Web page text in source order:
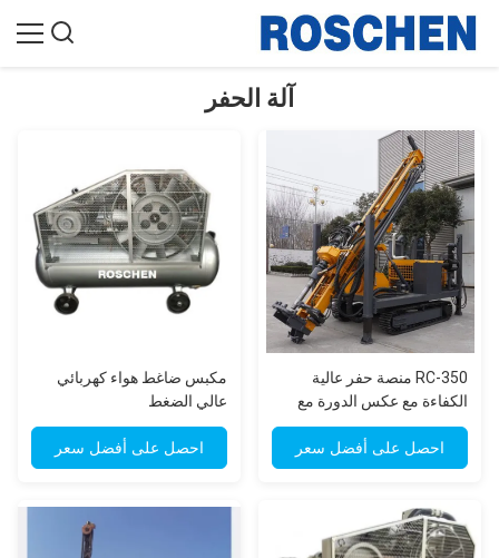
آلة الحفر
RC-350 منصة حفر عالية
الكفاءة مع عكس الدورة مع
عمق الحفر 350m والنظام
الهيدروليكي
احصل على أفضل سعر
مكبس ضاغط هواء كهربائي
عالي الضغط
احصل على أفضل سعر